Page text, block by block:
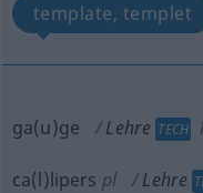
template, templet
ga(u)ge Lehre TECH
ca(l)lipers pl Lehre